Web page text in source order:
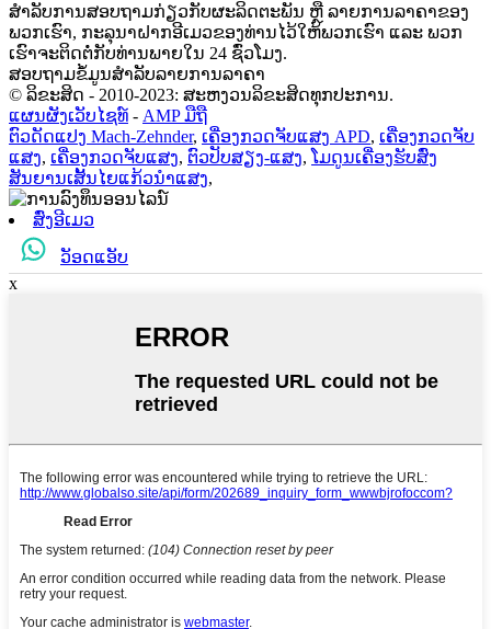
ສຳລັບການສອບຖາມກ່ຽວກັບຜະລິດຕະພັນ ຫຼື ລາຍການລາຄາຂອງ
ພວກເຮົາ, ກະລຸນາຝາກອີເມວຂອງທ່ານໄວ້ໃຫ້ພວກເຮົາ ແລະ ພວກ
ເຮົາຈະຕິດຕໍ່ກັບທ່ານພາຍໃນ 24 ຊົ່ວໂມງ.
ສອບຖາມຂໍ້ມູນສຳລັບລາຍການລາຄາ
© ລິຂະສິດ - 2010-2023: ສະຫງວນລິຂະສິດທຸກປະການ.
ແຜນຜັງເວັບໄຊທ໌ - AMP ມືຖື
ຕົວດັດແປງ Mach-Zehnder, ເຄື່ອງກວດຈັບແສງ APD, ເຄື່ອງກວດຈັບ
ແສງ, ເຄື່ອງກວດຈັບແສງ, ຕົວປັບສຽງ-ແສງ, ໂມດູນເຄື່ອງຮັບສົ່ງ
ສັນຍານເສັ້ນໄຍແກ້ວນຳແສງ,
ສົ່ງອີເມວ
ວັອດແອັບ
x